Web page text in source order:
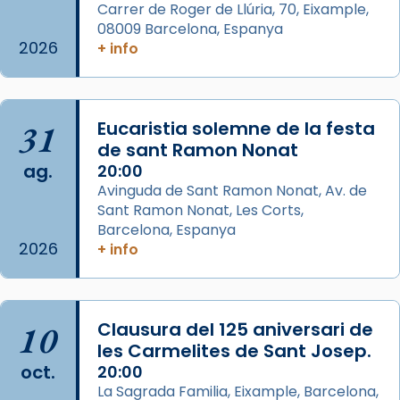
Manuel Blanch, amb aire d’òpera
italianitzant; s’interpreta per privilegi
pontifici, amb orquestra i cor, i té una
duració aproximada de tres hores. Després,
processó (recuperada el 1972) al voltant
del temple amb les relíquies de les santes.
Des de 1985 hi participa també un grup de
diablesses amb música i ball propis. Festa
gran a Mataró.
«Si vols saber què és calor, ves per les
Santes a Mataró»🥵.
Photo
View on Facebook · Share
Arquebisbat de Barcelona
2 weeks ago
2026
Carrer de Roger de Llúria, 70, Eixample,
08009 Barcelona, Espanya
+ info
31
ag.
2026
Eucaristia solemne de la festa
de sant Ramon Nonat
20:00
Avinguda de Sant Ramon Nonat, Av. de
Sant Ramon Nonat, Les Corts,
Barcelona, Espanya
+ info
10
oct.
Clausura del 125 aniversari de
les Carmelites de Sant Josep.
20:00
La Sagrada Familia, Eixample, Barcelona,